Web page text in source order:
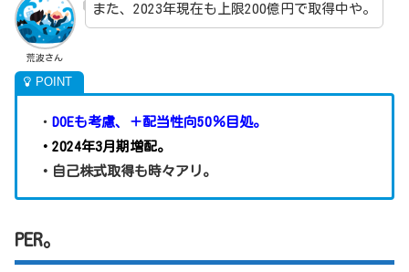
荒波さん
また、2023年現在も上限200億円で取得中や。
・ DOEも考慮、＋配当性向50％目処。
・2024年3月期増配。
・自己株式取得も時々アリ。
PER。